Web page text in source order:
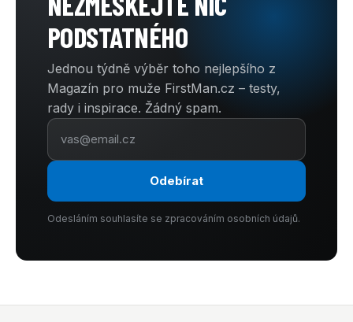
PODSTATNÉHO
Jednou týdně výběr toho nejlepšího z
Magazín pro muže FirstMan.cz – testy,
rady i inspirace. Žádný spam.
Odebírat
Odesláním souhlasíte se zpracováním osobních údajů.